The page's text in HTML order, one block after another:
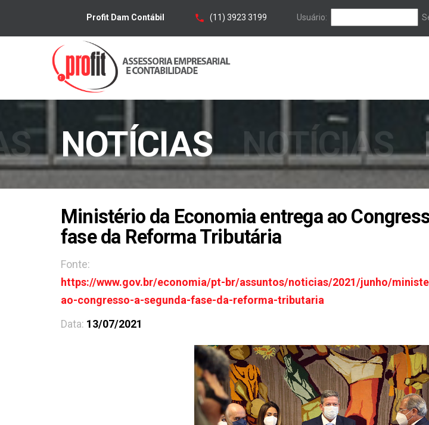
Profit Dam Contábil (11) 3923 3199 Usuário:
NOTÍCIAS NOTÍCIAS
Ministério da Economia entrega ao
fase da Reforma Tributária
Fonte:
https://www.gov.br/economia/pt-br/assuntos/noticias/2021/junho/
ao-congresso-a-segunda-fase-da-reforma-tributaria
Data: 13/07/2021